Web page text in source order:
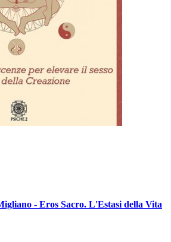
- Eros Sacro. L'Estasi della Vita